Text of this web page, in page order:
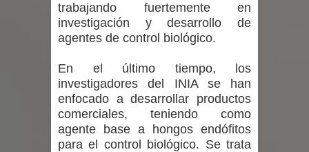
en una función especial para celebrar
GORE Maule figura tercero a nivel
nacional en gasto por viajes y
traslados con $133 millones
trabajando fuertemente en
investigación y desarrollo de
agentes de control biológico.
En el último tiempo, los
investigadores del INIA se han
enfocado a desarrollar productos
comerciales, teniendo como
agente base a hongos endófitos
para el control biológico. Se trata